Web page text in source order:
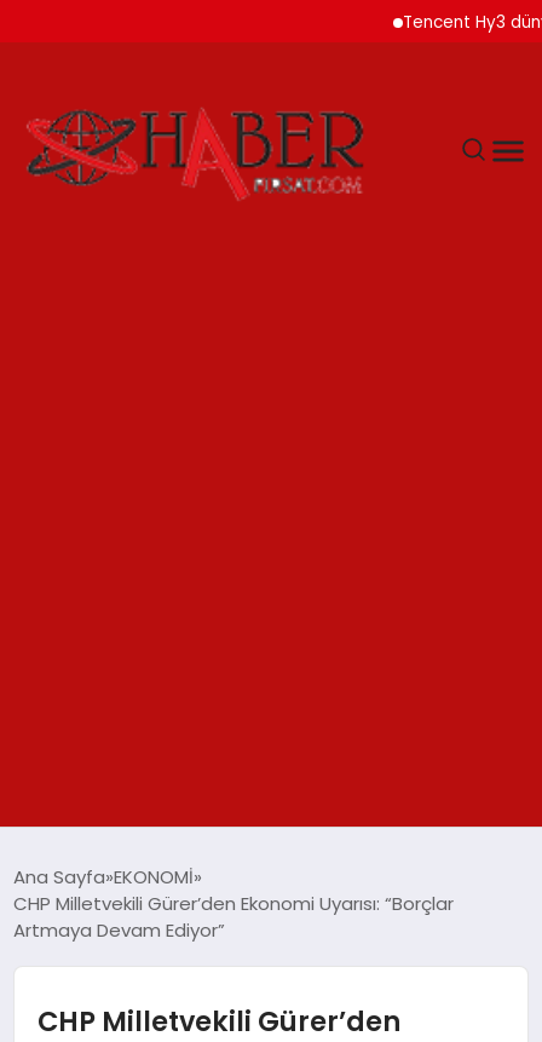
Tencent Hy3 dünya
SPOR
Ana Sayfa EKONOMİ
CHP Milletvekili Gürer’den Ekonomi Uyarısı: “Borçlar
Artmaya Devam Ediyor”
CHP Milletvekili Gürer’den